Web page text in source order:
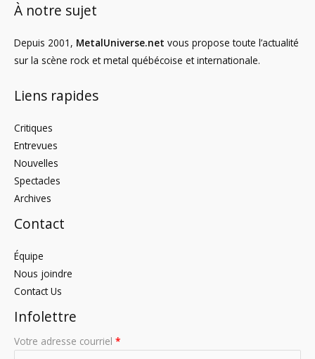
À notre sujet
Depuis 2001, MetalUniverse.net vous propose toute l’actualité
sur la scène rock et metal québécoise et internationale.
Liens rapides
Critiques
Entrevues
Nouvelles
Spectacles
Archives
Contact
Équipe
Nous joindre
Contact Us
Infolettre
Votre adresse courriel *